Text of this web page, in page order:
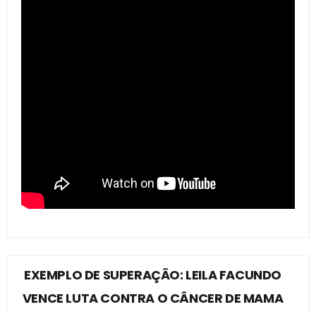
EXEMPLO DE SUPERAÇÃO: LEILA FACUNDO
VENCE LUTA CONTRA O CÂNCER DE MAMA